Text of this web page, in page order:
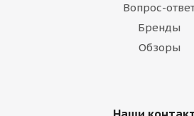
Вопрос-
Бренды
Обзоры